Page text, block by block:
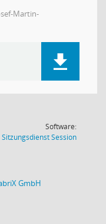
Martin-
Software:
SitzungsdienstSession(Wird in
GmbH